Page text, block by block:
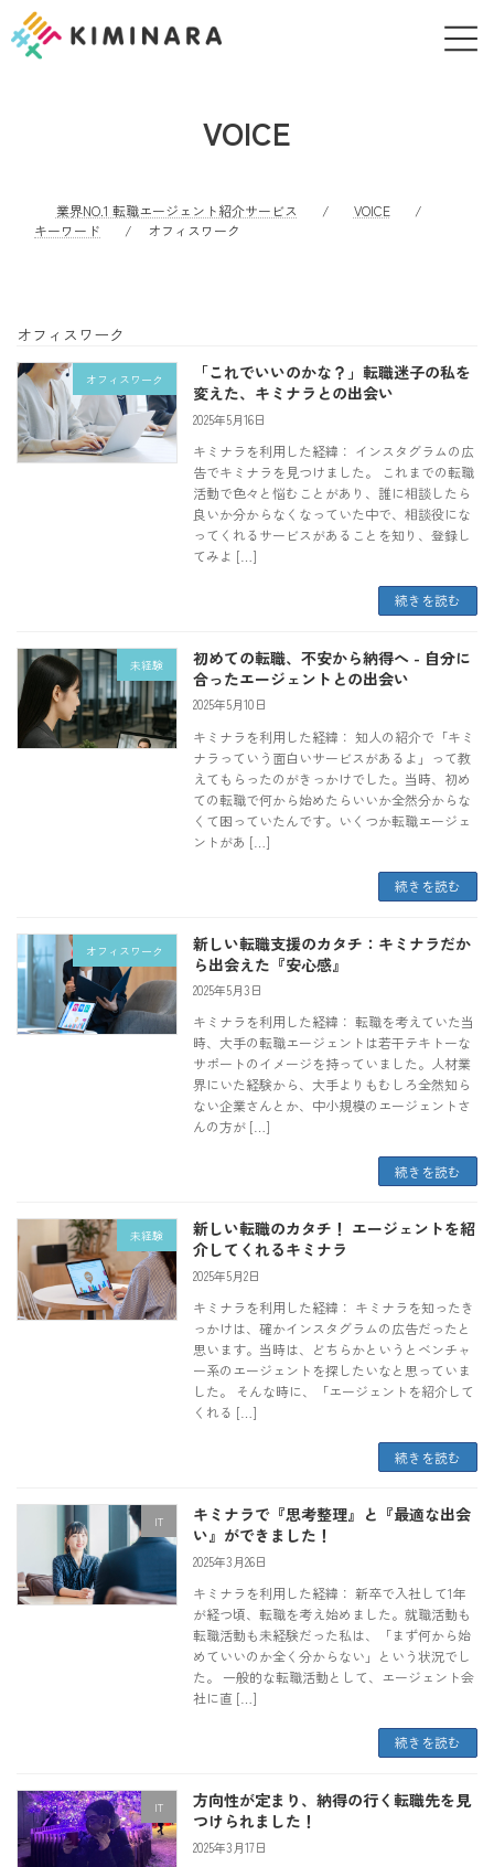
ン
ビ
VOICE
業界NO.1 転職エージェント紹介サービス
VOICE
キーワード
オフィスワーク
オフィスワーク
オフィスワーク
「これでいいのかな？」転職迷子の私を
変えた、キミナラとの出会い
2025年5月16日
キミナラを利用した経緯： インスタグラムの広
告でキミナラを見つけました。 これまでの転職
活動で色々と悩むことがあり、誰に相談したら
良いか分からなくなっていた中で、相談役にな
ってくれるサービスがあることを知り、登録し
てみよ […]
続きを読む
未経験
初めての転職、不安から納得へ - 自分に
合ったエージェントとの出会い
2025年5月10日
キミナラを利用した経緯： 知人の紹介で「キミ
ナラっていう面白いサービスがあるよ」って教
えてもらったのがきっかけでした。当時、初め
ての転職で何から始めたらいいか全然分からな
くて困っていたんです。いくつか転職エージェ
ントがあ […]
続きを読む
オフィスワーク
新しい転職支援のカタチ：キミナラだか
ら出会えた『安心感』
2025年5月3日
キミナラを利用した経緯： 転職を考えていた当
時、大手の転職エージェントは若干テキトーな
サポートのイメージを持っていました。人材業
界にいた経験から、大手よりもむしろ全然知ら
ない企業さんとか、中小規模のエージェントさ
んの方が […]
続きを読む
未経験
新しい転職のカタチ！ エージェントを紹
介してくれるキミナラ
2025年5月2日
キミナラを利用した経緯： キミナラを知ったき
っかけは、確かインスタグラムの広告だったと
思います。当時は、どちらかというとベンチャ
ー系のエージェントを探したいなと思っていま
した。 そんな時に、「エージェントを紹介して
くれる […]
続きを読む
IT
キミナラで『思考整理』と『最適な出会
い』ができました！
2025年3月26日
キミナラを利用した経緯： 新卒で入社して1年
が経つ頃、転職を考え始めました。就職活動も
転職活動も未経験だった私は、「まず何から始
めていいのか全く分からない」という状況でし
た。 一般的な転職活動として、エージェント会
社に直 […]
続きを読む
IT
方向性が定まり、納得の行く転職先を見
つけられました！
2025年3月17日